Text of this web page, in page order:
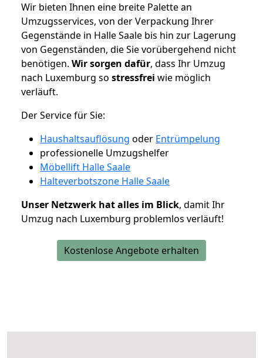
Wir bieten Ihnen eine breite Palette an
Umzugsservices, von der Verpackung Ihrer
Gegenstände in Halle Saale bis hin zur Lagerung
von Gegenständen, die Sie vorübergehend nicht
benötigen. Wir sorgen dafür, dass Ihr Umzug
nach Luxemburg so stressfrei wie möglich
verläuft.
Der Service für Sie:
Haushaltsauflösung oder Entrümpelung
professionelle Umzugshelfer
Möbellift Halle Saale
Halteverbotszone Halle Saale
Unser Netzwerk hat alles im Blick, damit Ihr
Umzug nach Luxemburg problemlos verläuft!
Kostenlose Angebote erhalten